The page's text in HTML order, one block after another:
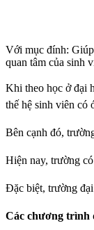
Với mục đính: Giúp
quan tâm của sinh
Khi theo học ở đại
thế hệ sinh viên có
Bên cạnh đó,
Hiện nay, trường
Đặc biệt, trường
Các chương trình